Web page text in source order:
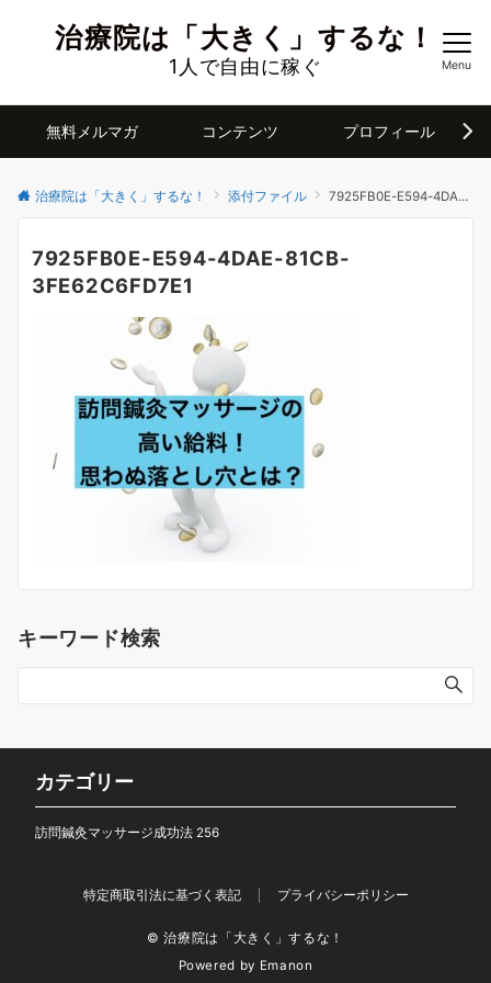
治療院は「大きく」するな！
1人で自由に稼ぐ Menu
無料メルマガ コンテンツ プロフィール
治療院は「大きく」するな！ 添付ファイル 7925FB0E-E594-4DAE-81CB-3FE62C6FD7E1
7925FB0E-E594-4DAE-81CB-
3FE62C6FD7E1
キーワード検索
カテゴリー
訪問鍼灸マッサージ成功法 256
特定商取引法に基づく表記 プライバシーポリシー
© 治療院は「大きく」するな！
Powered by Emanon